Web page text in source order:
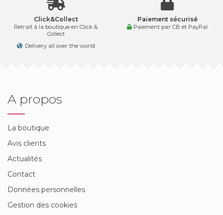
Click&Collect
Retrait à la boutique en Click &
Collect
Delivery all over the world
Paiement sécurisé
Paiement par CB et PayPal
A propos
La boutique
Avis clients
Actualités
Contact
Données personnelles
Gestion des cookies